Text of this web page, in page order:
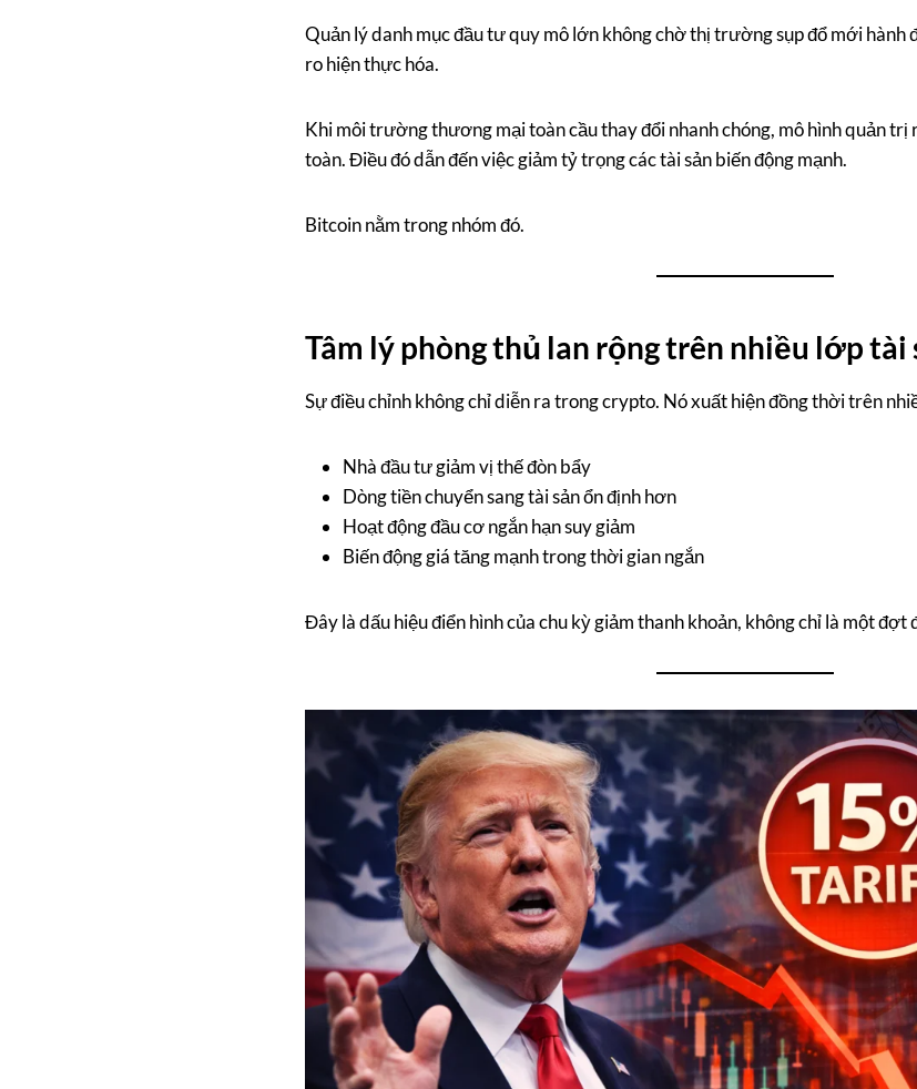
Quản lý danh mục đầu tư quy mô lớn không chờ thị trường sụp đổ mới hành
ro hiện thực hóa.
Khi môi trường thương mại toàn cầu thay đổi nhanh chóng, mô hình quản trị
toàn. Điều đó dẫn đến việc giảm tỷ trọng các tài sản biến động mạnh.
Bitcoin nằm trong nhóm đó.
Tâm lý phòng thủ lan rộng trên nhiều lớp tài
Sự điều chỉnh không chỉ diễn ra trong crypto. Nó xuất hiện đồng thời trên
Nhà đầu tư giảm vị thế đòn bẩy
Dòng tiền chuyển sang tài sản ổn định hơn
Hoạt động đầu cơ ngắn hạn suy giảm
Biến động giá tăng mạnh trong thời gian ngắn
Đây là dấu hiệu điển hình của chu kỳ giảm thanh khoản, không chỉ là một đợt